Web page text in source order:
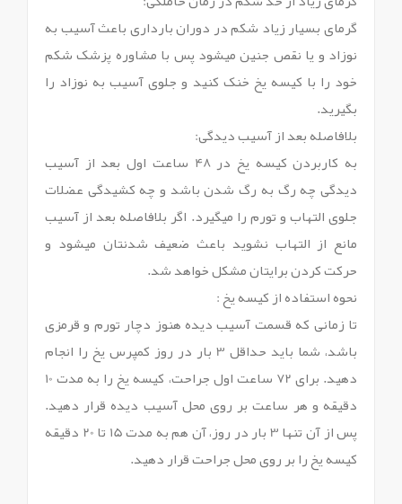
گرمای بسیار زیاد شکم در دوران بارداری باعث آسیب به
نوزاد و یا نقص جنین میشود پس با مشاوره پزشک شکم
خود را با کیسه یخ خنک کنید و جلوی آسیب به نوزاد را
بگیرید.
بلافاصله بعد از آسیب دیدگی:
به کاربردن کیسه یخ در 48 ساعت اول بعد از آسیب
دیدگی چه رگ به رگ شدن باشد و چه کشیدگی عضلات
جلوی التهاب و تورم را میگیرد. اگر بلافاصله بعد از آسیب
مانع از التهاب نشوید باعث ضعیف شدنتان میشود و
حرکت کردن برایتان مشکل خواهد شد.
نحوه استفاده از کیسه یخ :
تا زمانی که قسمت آسیب دیده هنوز دچار تورم و قرمزی
باشد، شما باید حداقل 3 بار در روز کمپرس یخ را انجام
دهید. برای 72 ساعت اول جراحت، کیسه یخ را به مدت 10
دقیقه و هر ساعت بر روی محل آسیب دیده قرار دهید.
پس از آن تنها 3 بار در روز، آن هم به مدت 15 تا 20 دقیقه
کیسه یخ را بر روی محل جراحت قرار دهید.